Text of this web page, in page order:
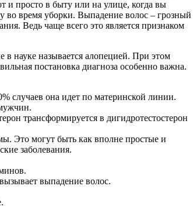
и просто в быту или на улице, когда вы
во время уборки. Выпадение волос – грозный
Ведь чаще всего это является признаком
науке называется алопецией. При этом
постановка диагноза особенно важна.
случаев она идет по материнской линии.
трансформируется в дигидротестостерон
Это могут быть как вполне простые и
заболевания.
выпадение волос.